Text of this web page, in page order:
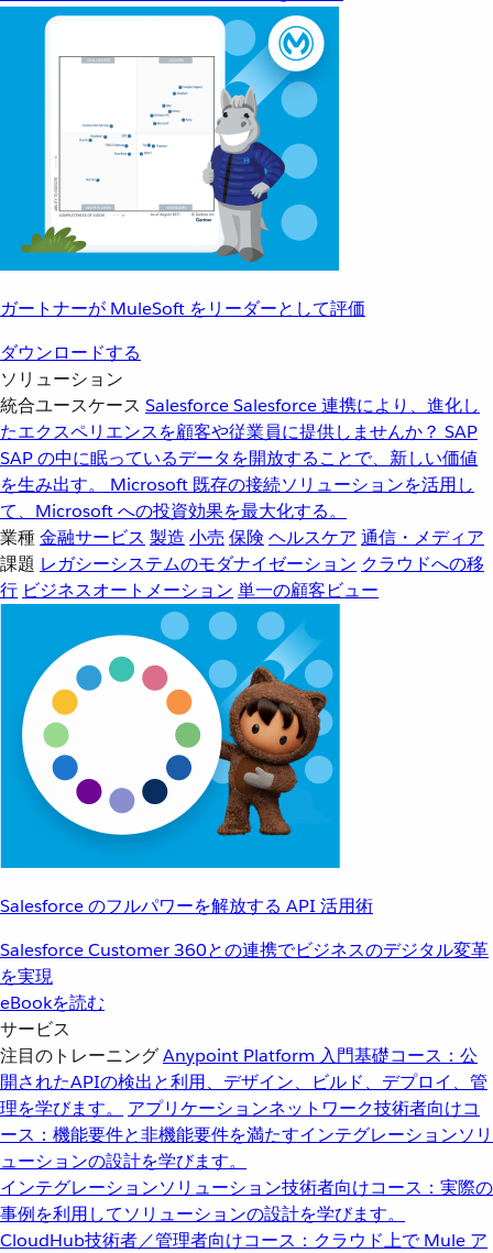
ガートナーが MuleSoft をリーダーとして評価
ダウンロードする
ソリューション
統合ユースケース SalesforceSalesforce 連携により、進化し
たエクスペリエンスを顧客や従業員に提供しませんか？ SAP
SAP の中に眠っているデータを開放することで、新しい価値
を生み出す。
Microsoft 既存の接続ソリューションを活用し
て、Microsoft への投資効果を最大化する。
業種金融サービス 製造 小売 保険 ヘルスケア 通信・メディア
課題 レガシーシステムのモダナイゼーション クラウドへの移
行 ビジネスオートメーション 単一の顧客ビュー
Salesforce のフルパワーを解放する API 活用術
Salesforce Customer 360との連携でビジネスのデジタル変革
を実現
eBookを読む
サービス
注目のトレーニングAnypoint Platform 入門基礎コース：公
開されたAPIの検出と利用、デザイン、ビルド、デプロイ、管
理を学びます。
アプリケーションネットワーク技術者向けコ
ース：機能要件と非機能要件を満たすインテグレーションソリ
ューションの設計を学びます。
インテグレーションソリューション技術者向けコース：実際の
事例を利用してソリューションの設計を学びます。
CloudHub技術者／管理者向けコース：クラウド上で Mule ア